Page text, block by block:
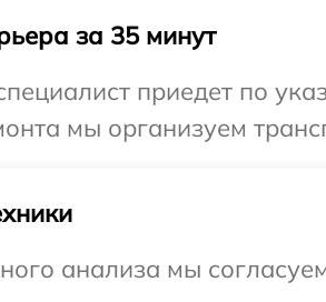
за 35 минут
приедет по
мы организуем
анализа мы